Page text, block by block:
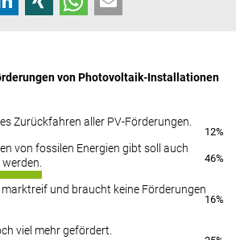
von Photovoltaik-Installationen
Zurückfahren aller PV-Förderungen.
12%
von fossilen Energien gibt soll auch
46%
und braucht keine Förderungen
16%
viel mehr gefördert.